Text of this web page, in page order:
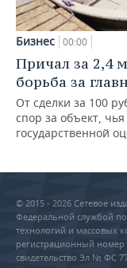
Бизнес 00:00
Причал за 2,4
борьба за
От сделки за 100
спор за объект,
государственной
© 2015 - 2026 Сетевое
Федеральной службой
технологий и массовых
регистрационный номер
свидетельство Эл № ФС